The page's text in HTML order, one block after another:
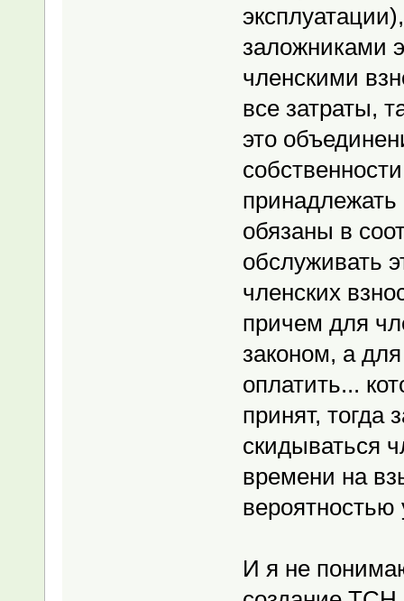
заложниками
членскими
все затраты,
это
обязаны в
обслуживать
членских
причем для
законом, а
оплатить...
принят, тогда
скидываться
времени на
вероятностью
И я не